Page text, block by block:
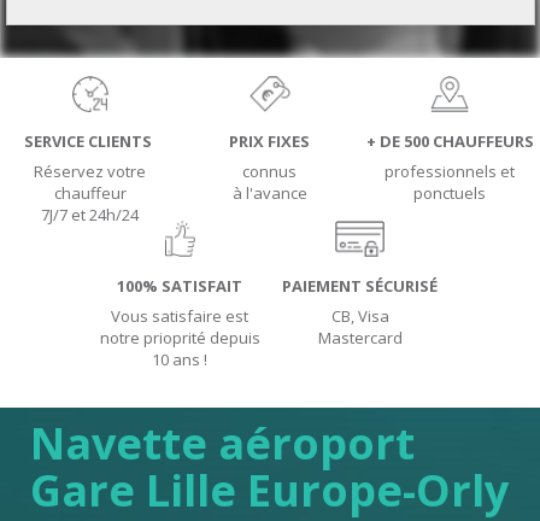
SERVICE CLIENTS
Réservez votre
chauffeur
7J/7 et 24h/24
PRIX FIXES
connus
à l'avance
+ DE 500 CHAUFFEURS
professionnels et
ponctuels
100% SATISFAIT
Vous satisfaire est
notre prioprité depuis
10 ans !
PAIEMENT SÉCURISÉ
CB, Visa
Mastercard
Navette aéroport
Gare Lille Europe-Orly